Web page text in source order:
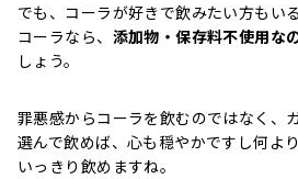
でも、コーラが好きで飲みたい方もい
コーラなら、 添加物・保存料不使用な
しょう。
罪悪感からコーラを飲むのではなく、
選んで飲めば、心も穏やかですし何よ
いっきり飲めますね。